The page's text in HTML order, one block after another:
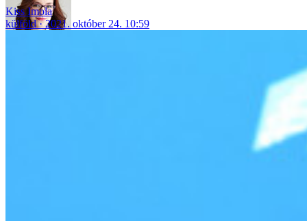
Kiss Imola
külföld
2021. október 24. 10:59